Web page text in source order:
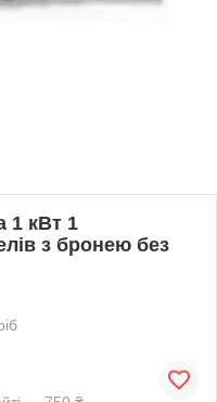
1 кВт 1
з бронею без